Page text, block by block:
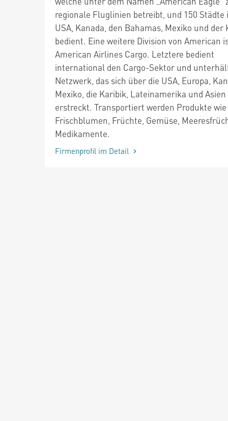
regionale Fluglinien betreibt, und 150 Städte
USA, Kanada, den Bahamas, Mexiko und der
bedient. Eine weitere Division von American
American Airlines Cargo. Letztere bedient
international den Cargo-Sektor und
Netzwerk, das sich über die USA, Europa,
Mexiko, die Karibik, Lateinamerika und Asien
erstreckt. Transportiert werden Produkte wie
Frischblumen, Früchte, Gemüse,
Medikamente.
Firmenprofil im Detail